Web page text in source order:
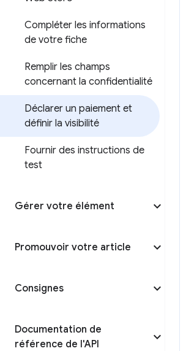
Compléter les informations
de votre fiche
Remplir les champs
concernant la confidentialité
Déclarer un paiement et
définir la visibilité
Fournir des instructions de
test
Gérer votre élément
Promouvoir votre article
Consignes
Documentation de
référence de l'API